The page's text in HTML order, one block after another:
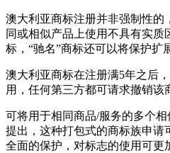
澳大利亚商标注册并非强制性的
同或相似产品上使用不具有实质
标，“驰名”商标还可以将保护扩
澳大利亚商标在注册满5年之后
用，任何第三方都可请求撤销该
可将用于相同商品/服务的多个
提出，这种打包式的商标族申请
全面的保护，对标志的使用可更